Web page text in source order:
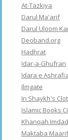
At-Tazkiya
Darul Ma'arif
Darul Uloom
Deoband.org
Hadhrat
Idar-a-Ghufran
Idara e
Ilmgate
In Shaykh's
Islamic Books
Khanqah
Maktaba